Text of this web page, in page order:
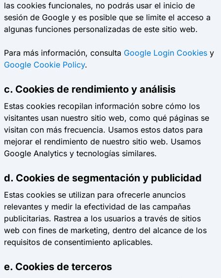
las cookies funcionales, no podrás usar el inicio de
sesión de Google y es posible que se limite el acceso a
algunas funciones personalizadas de este sitio web.
Para más información, consulta Google Login Cookies y
Google Cookie Policy.
c. Cookies de rendimiento y análisis
Estas cookies recopilan información sobre cómo los
visitantes usan nuestro sitio web, como qué páginas se
visitan con más frecuencia. Usamos estos datos para
mejorar el rendimiento de nuestro sitio web. Usamos
Google Analytics y tecnologías similares.
d. Cookies de segmentación y publicidad
Estas cookies se utilizan para ofrecerle anuncios
relevantes y medir la efectividad de las campañas
publicitarias. Rastrea a los usuarios a través de sitios
web con fines de marketing, dentro del alcance de los
requisitos de consentimiento aplicables.
e. Cookies de terceros